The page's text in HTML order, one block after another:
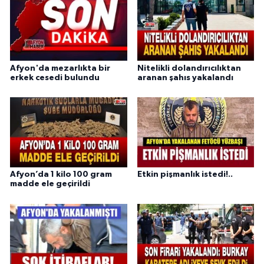
Afyon'da mezarlıkta bir
erkek cesedi bulundu
Nitelikli dolandırıcılıktan
aranan şahıs yakalandı
Afyon’da 1 kilo 100 gram
madde ele geçirildi
Etkin pişmanlık istedi!..